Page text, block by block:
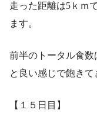
走った距離は5ｋｍ
ます。
前半のトータル食
と良い感じで飽きて
【１５日目】